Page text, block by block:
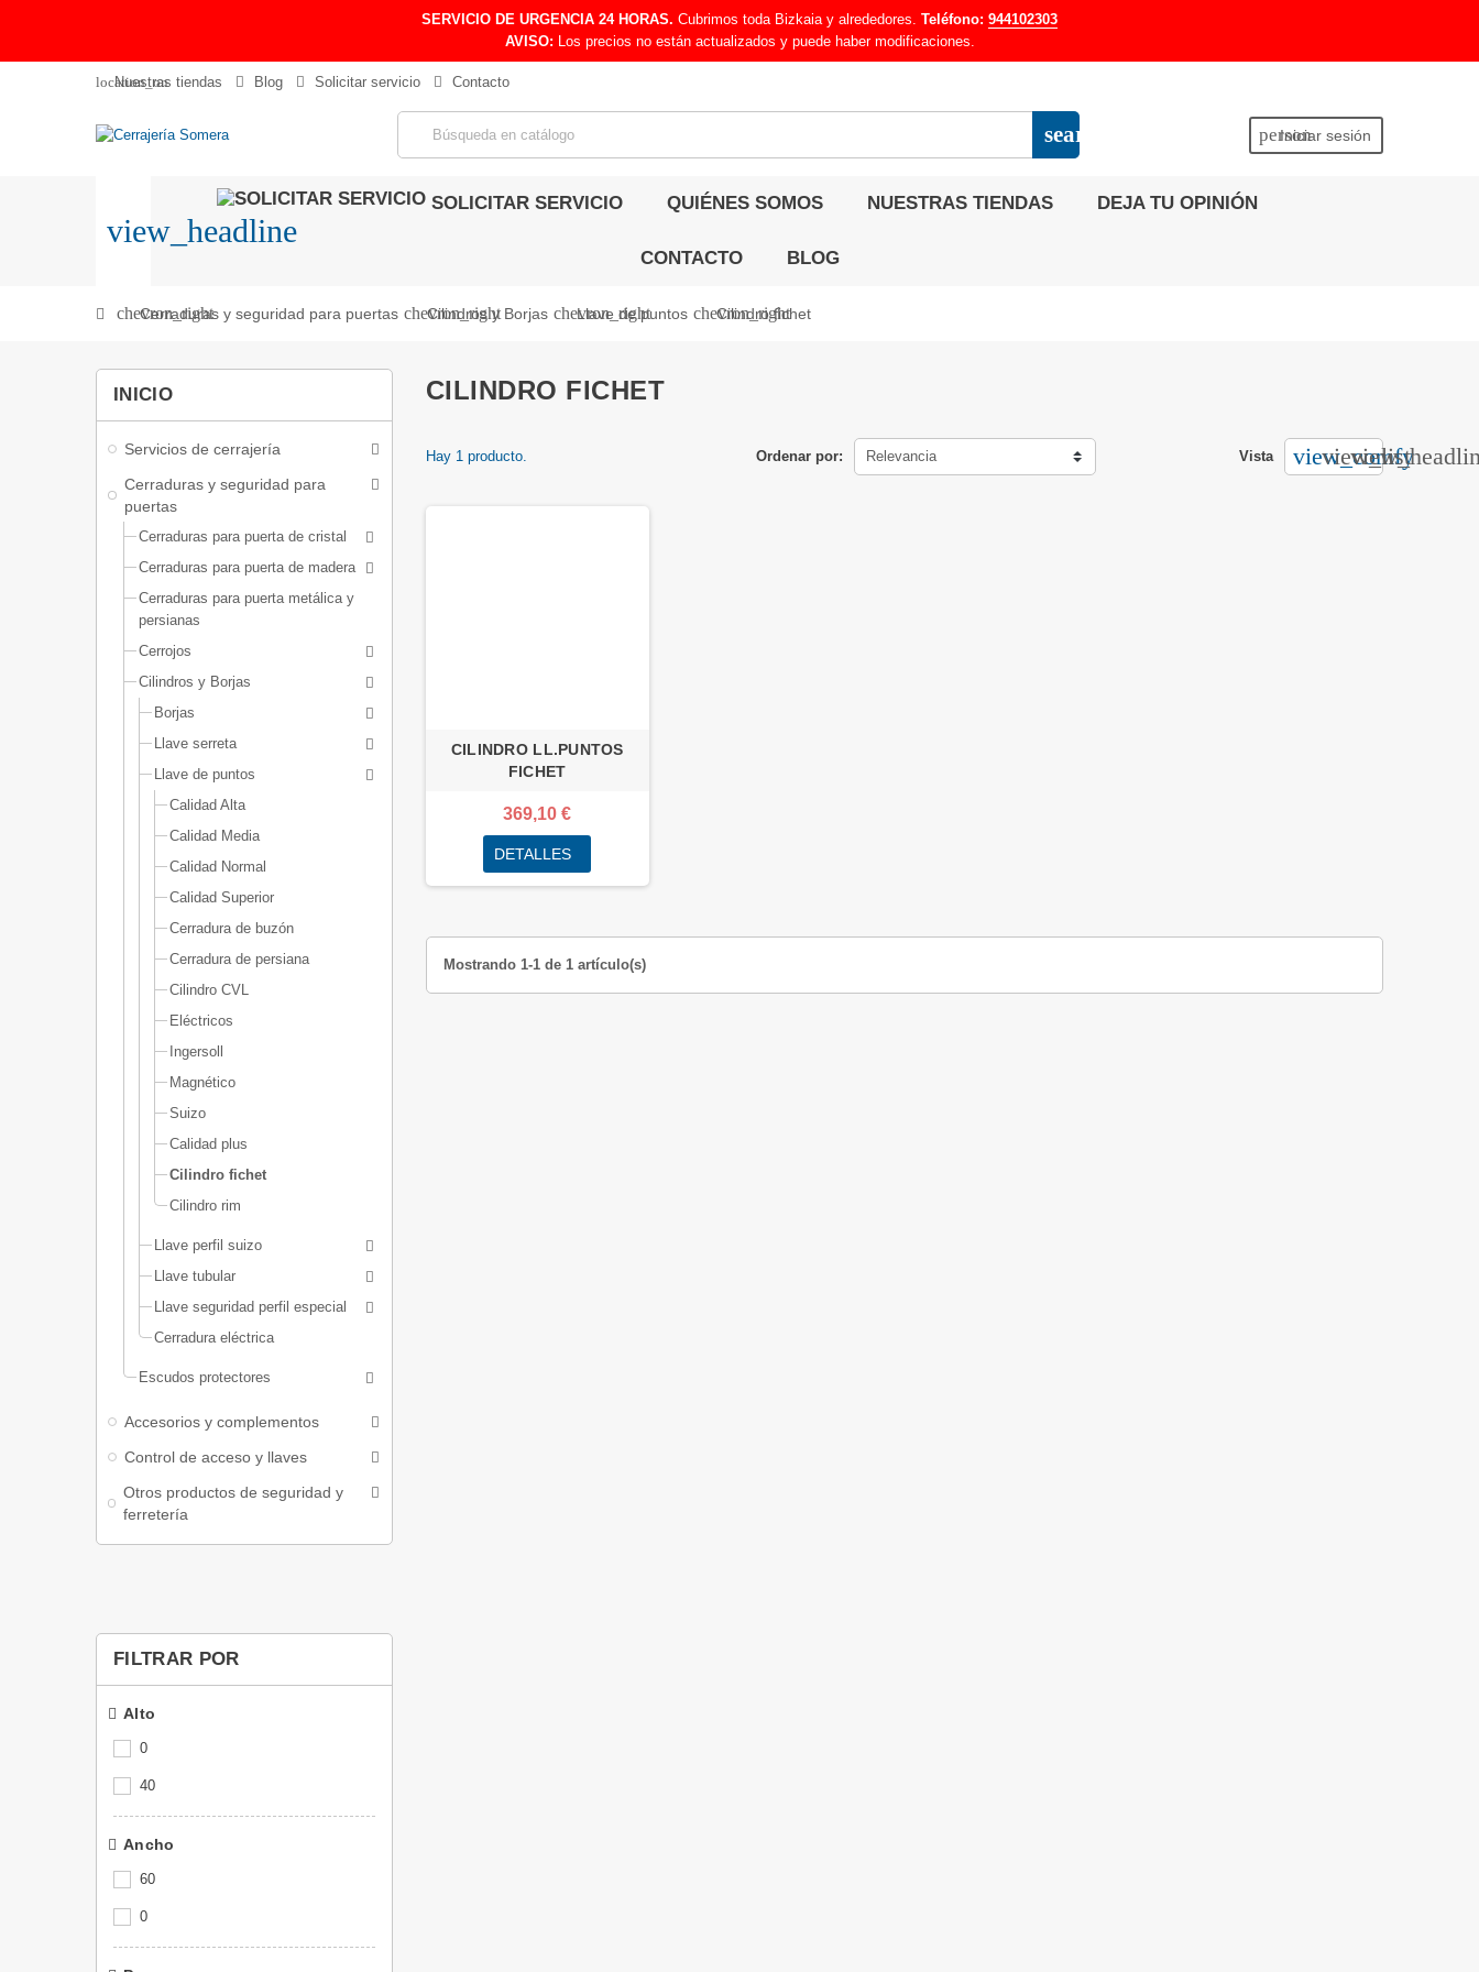
SERVICIO DE URGENCIA 24 HORAS. Cubrimos toda Bizkaia y alrededores. Teléfono: 944102303
AVISO: Los precios no están actualizados y puede haber modificaciones.
location_on
Nuestras tiendas Blog Solicitar servicio Contacto
search person
Iniciar sesión
view_headline
SOLICITAR SERVICIO QUIÉNES SOMOS NUESTRAS TIENDAS DEJA TU OPINIÓN
CONTACTO BLOG
chevron_right
Cerraduras y seguridad para puertas chevron_right
Cilindros y Borjas chevron_right
Llave de puntos chevron_right
Cilindro fichet
INICIO
Servicios de cerrajería
Cerraduras y seguridad para
puertas
Cerraduras para puerta de cristal
Cerraduras para puerta de madera
Cerraduras para puerta metálica y
persianas
Cerrojos
Cilindros y Borjas
Borjas
Llave serreta
Llave de puntos
Calidad Alta
Calidad Media
Calidad Normal
Calidad Superior
Cerradura de buzón
Cerradura de persiana
Cilindro CVL
Eléctricos
Ingersoll
Magnético
Suizo
Calidad plus
Cilindro fichet
Cilindro rim
Llave perfil suizo
Llave tubular
Llave seguridad perfil especial
Cerradura eléctrica
Escudos protectores
Accesorios y complementos
Control de acceso y llaves
Otros productos de seguridad y
ferretería
FILTRAR POR
Alto
0
40
Ancho
60
0
CILINDRO FICHET
Ordenar por: Relevancia Vista view_comfy
view_list
Hay 1 producto.
CILINDRO LL.PUNTOS
FICHET
369,10 €
DETALLES
Mostrando 1-1 de 1 artículo(s)